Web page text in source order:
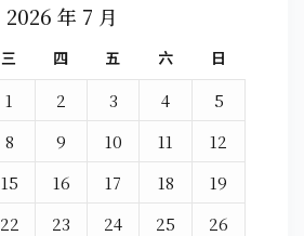
2026 年 7 月
三 四 五 六 日
1 2 3 4
5
8 9 10 11
12
15 16 17 18
19
22 23 24 25
26